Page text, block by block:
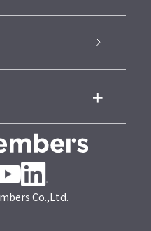
Co.,Ltd.